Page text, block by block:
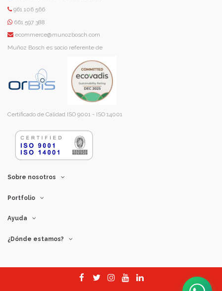
961 106 566
661 597 388
ecommerce@munozbosch.com
Muñoz Bosch es socio referente de
Certificado de Calidad ISO 9001 - ISO 14001
Sobre nosotros
Portfolio
Ayuda
¿Dónde estamos?